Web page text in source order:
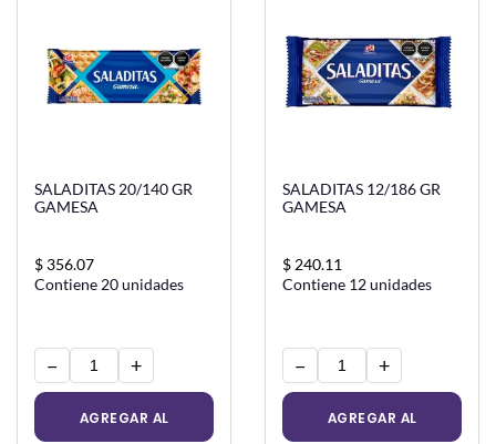
SALADITAS 20/140 GR
GAMESA
$ 356.07
Contiene 20 unidades
− +
AGREGAR AL
SALADITAS 12/186 GR
GAMESA
$ 240.11
Contiene 12 unidades
− +
AGREGAR AL